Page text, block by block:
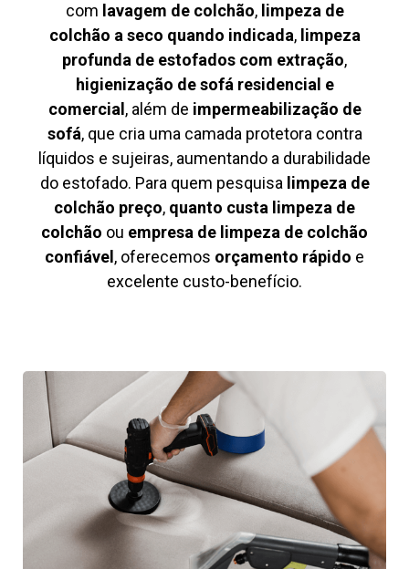
com lavagem de colchão, limpeza de
colchão a seco quando indicada, limpeza
profunda de estofados com extração,
higienização de sofá residencial e
comercial , além de impermeabilização de
sofá, que cria uma camada protetora contra
líquidos e sujeiras, aumentando a durabilidade
do estofado. Para quem pesquisa limpeza de
colchão preço, quanto custa limpeza de
colchão ou empresa de limpeza de colchão
confiável , oferecemos orçamento rápido e
excelente custo-benefício.